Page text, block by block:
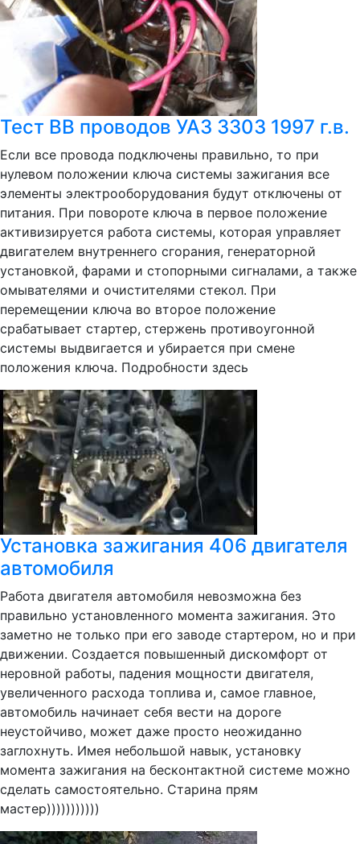
Тест ВВ проводов УАЗ 3303 1997 г.в.
Если все провода подключены правильно, то при
нулевом положении ключа системы зажигания все
элементы электрооборудования будут отключены от
питания. При повороте ключа в первое положение
активизируется работа системы, которая управляет
двигателем внутреннего сгорания, генераторной
установкой, фарами и стопорными сигналами, а также
омывателями и очистителями стекол. При
перемещении ключа во второе положение
срабатывает стартер, стержень противоугонной
системы выдвигается и убирается при смене
положения ключа. Подробности здесь
Установка зажигания 406 двигателя
автомобиля
Работа двигателя автомобиля невозможна без
правильно установленного момента зажигания. Это
заметно не только при его заводе стартером, но и при
движении. Создается повышенный дискомфорт от
неровной работы, падения мощности двигателя,
увеличенного расхода топлива и, самое главное,
автомобиль начинает себя вести на дороге
неустойчиво, может даже просто неожиданно
заглохнуть. Имея небольшой навык, установку
момента зажигания на бесконтактной системе можно
сделать самостоятельно. Старина прям
мастер)))))))))))